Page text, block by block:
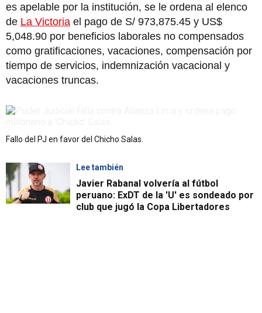
es apelable por la institución, se le ordena al elenco
de La Victoria el pago de S/ 973,875.45 y US$
5,048.90 por beneficios laborales no compensados
como gratificaciones, vacaciones, compensación por
tiempo de servicios, indemnización vacacional y
vacaciones truncas.
Fallo del PJ en favor del Chicho Salas.
Lee también
Javier Rabanal volvería al fútbol
peruano: ExDT de la 'U' es sondeado por
club que jugó la Copa Libertadores